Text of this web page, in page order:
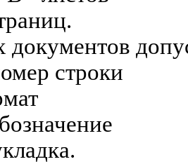
документов
строки